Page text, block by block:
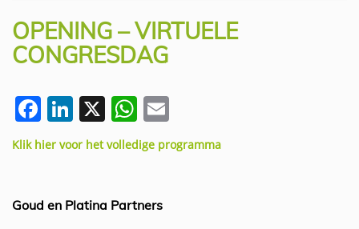
OPENING – VIRTUELE
CONGRESDAG
F
a
c
b
Li
n
k
dI
X W
h
at
A
m
ai
Klik hier voor het volledige programma
Goud en Platina Partners